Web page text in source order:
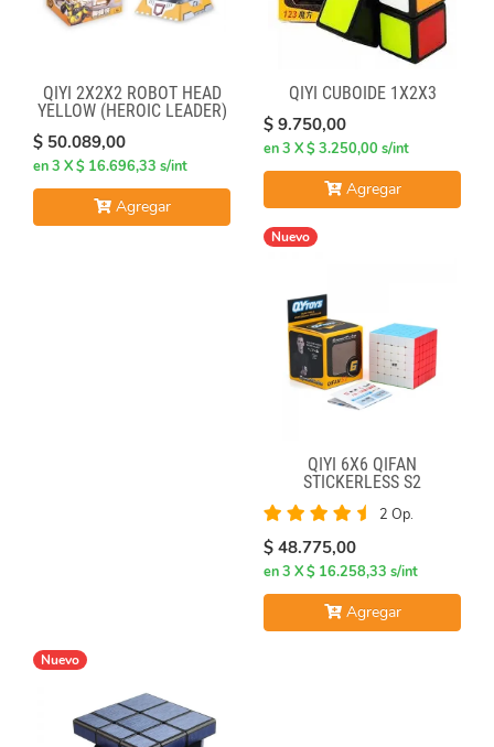
QIYI 2X2X2 ROBOT HEAD
YELLOW (HEROIC LEADER)
$ 50.089,00
en 3 X $ 16.696,33 s/int
Agregar
QIYI CUBOIDE 1X2X3
$ 9.750,00
en 3 X $ 3.250,00 s/int
Agregar
Nuevo
QIYI 6X6 QIFAN
STICKERLESS S2
2 Op.
$ 48.775,00
en 3 X $ 16.258,33 s/int
Agregar
Nuevo